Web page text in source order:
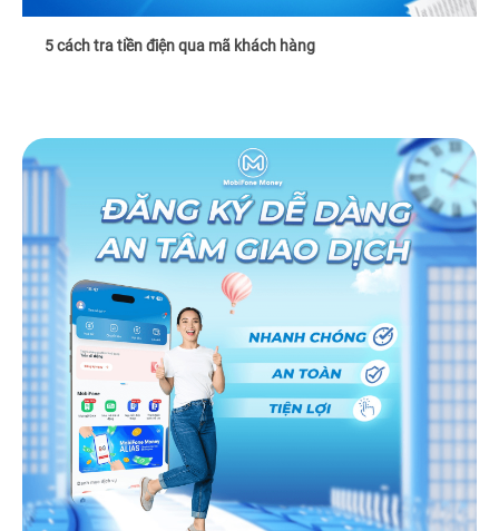
5 cách tra tiền điện qua mã khách hàng